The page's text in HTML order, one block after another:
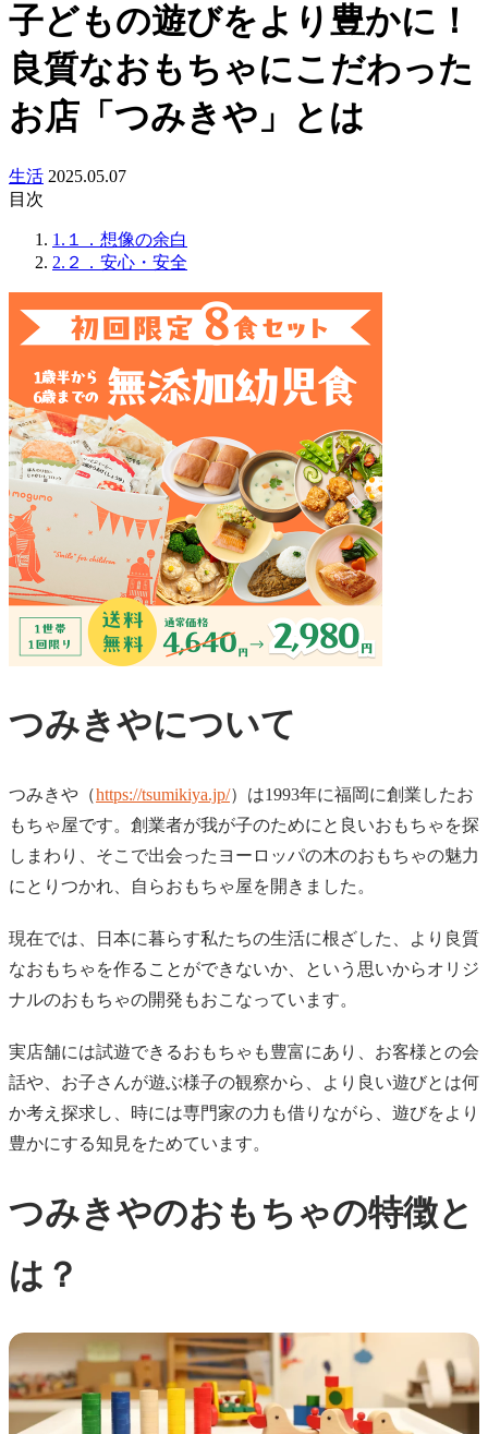
子どもの遊びをより豊かに！
良質なおもちゃにこだわった
お店「つみきや」とは
生活 2025.05.07
目次
1.１．想像の余白
2.２．安心・安全
つみきやについて
つみきや（https://tsumikiya.jp/）は1993年に福岡に創業したお
もちゃ屋です。創業者が我が子のためにと良いおもちゃを探
しまわり、そこで出会ったヨーロッパの木のおもちゃの魅力
にとりつかれ、自らおもちゃ屋を開きました。
現在では、日本に暮らす私たちの生活に根ざした、より良質
なおもちゃを作ることができないか、という思いからオリジ
ナルのおもちゃの開発もおこなっています。
実店舗には試遊できるおもちゃも豊富にあり、お客様との会
話や、お子さんが遊ぶ様子の観察から、より良い遊びとは何
か考え探求し、時には専門家の力も借りながら、遊びをより
豊かにする知見をためています。
つみきやのおもちゃの特徴と
は？